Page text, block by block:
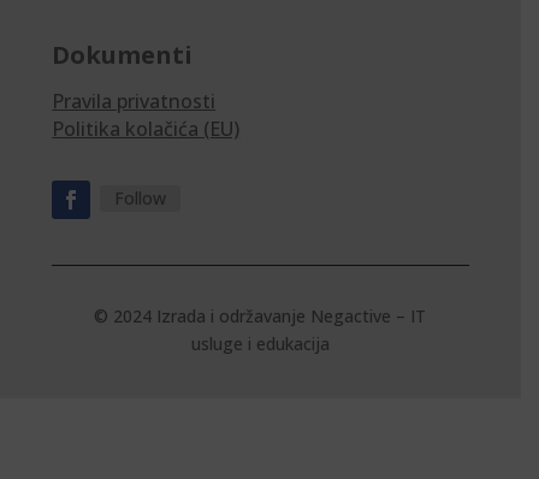
Dokumenti
Pravila privatnosti
Politika kolačića (EU)
Follow
© 2024 Izrada i održavanje Negactive – IT
usluge i edukacija